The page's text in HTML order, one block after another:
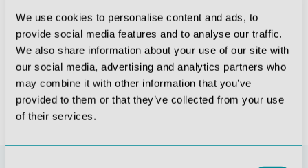
We use cookies to personalise content and ads, to
provide social media features and to analyse our traffic.
We also share information about your use of our site with
our social media, advertising and analytics partners who
may combine it with other information that you’ve
provided to them or that they’ve collected from your use
of their services.
Schulskelett „Oscar“
355,81 €*
Harnapparat, 5-teilig
180,88 €*